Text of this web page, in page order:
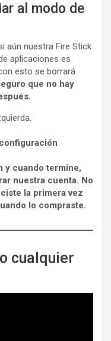
al modo de
aún nuestra Fire Stick
aplicaciones es
esto se borrará
que no hay
y cuando termine,
nuestra cuenta. No
la primera vez
lo compraste.
cualquier